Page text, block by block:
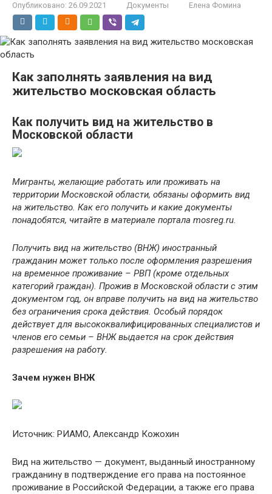
Опубликовано: 26.09.2021 Документы Елена Фомина
Как заполнять заявления на вид
жительство московская область
Как получить вид на жительство в
Московской области
Мигранты, желающие работать или проживать на
территории Московской области, обязаны оформить вид
на жительство. Как его получить и какие документы
понадобятся, читайте в материале портала mosreg.ru.
Получить вид на жительство (ВНЖ) иностранный
гражданин может только после оформления разрешения
на временное проживание – РВП (кроме отдельных
категорий граждан). Прожив в Московской области с этим
документом год, он вправе получить на вид на жительство
без ограничения срока действия. Особый порядок
действует для высококвалифицированных специалистов и
членов его семьи – ВНЖ выдается на срок действия
разрешения на работу.
Зачем нужен ВНЖ
Источник: РИАМО, Александр Кожохин
Вид на жительство — документ, выданный иностранному
гражданину в подтверждение его права на постоянное
проживание в Российской Федерации, а также его права